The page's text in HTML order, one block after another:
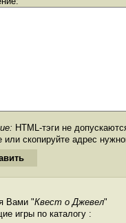
HTML-тэги не
или скопируйте адрес
Вами "Квест о Джевел"
игры по каталогу :